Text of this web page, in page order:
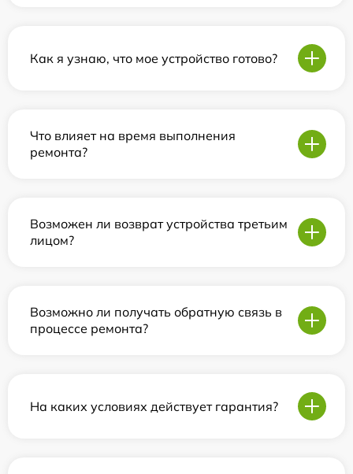
Как я узнаю, что мое устройство готово?
Что влияет на время выполнения
ремонта?
Возможен ли возврат устройства третьим
лицом?
Возможно ли получать обратную связь в
процессе ремонта?
На каких условиях действует гарантия?